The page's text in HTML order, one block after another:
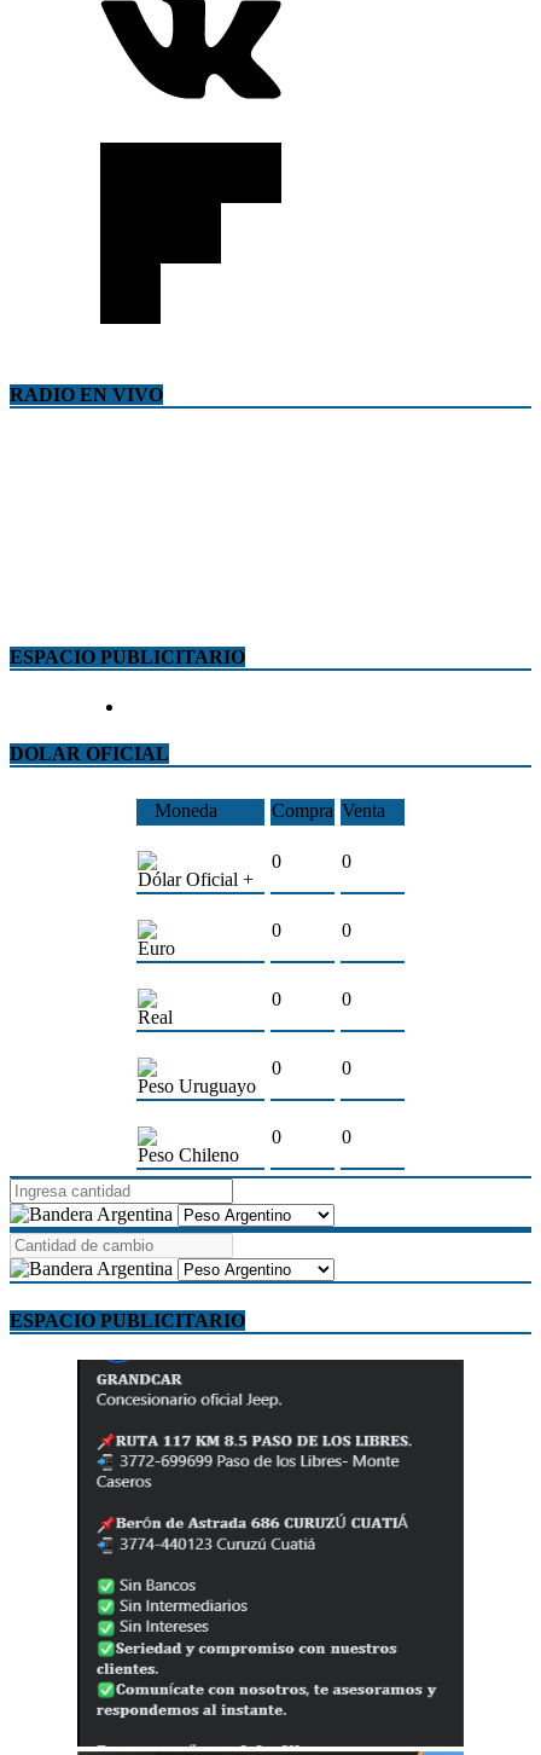
RADIO EN VIVO
ESPACIO PUBLICITARIO
DOLAR OFICIAL
Moneda Compra Venta
Dólar Oficial +
0 0
Euro
0 0
Real
0 0
Peso Uruguayo
0 0
Peso Chileno
0 0
ESPACIO PUBLICITARIO